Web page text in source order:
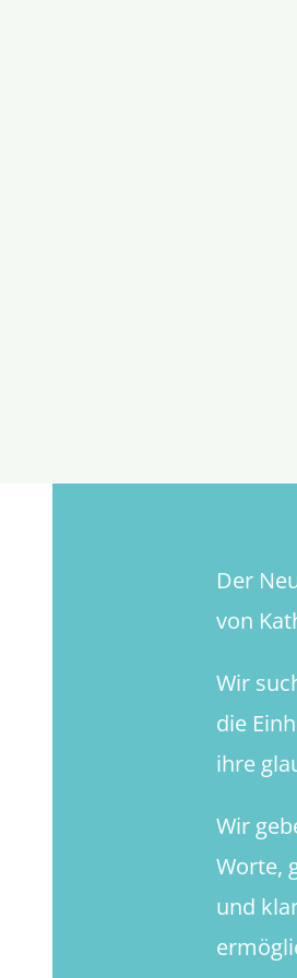
Der
von
Wir
die
ihre
Wir
Worte,
und